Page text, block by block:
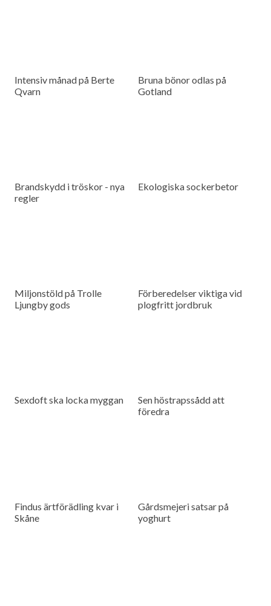
Intensiv månad på Berte
Qvarn
Bruna bönor odlas på
Gotland
Brandskydd i tröskor - nya
regler
Ekologiska sockerbetor
Miljonstöld på Trolle
Ljungby gods
Förberedelser viktiga vid
plogfritt jordbruk
Sexdoft ska locka myggan
Sen höstrapssådd att
föredra
Findus ärtförädling kvar i
Skåne
Gårdsmejeri satsar på
yoghurt